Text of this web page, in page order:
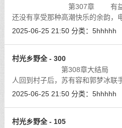
第307章 有益身心的
还没有享受那种高潮快乐的余韵，
来道：“懒人，醒了吗？”[详细]
2025-06-25 21:50 分类： 5hhhhh
村光乡野全 - 300
第308章大结局 千年茶
人回到村子后，苏有容和郭梦冰联
师，花了半个月的时间雕刻出了一
2025-06-25 21:50 分类： 5hhhhh
村光乡野全 - 105